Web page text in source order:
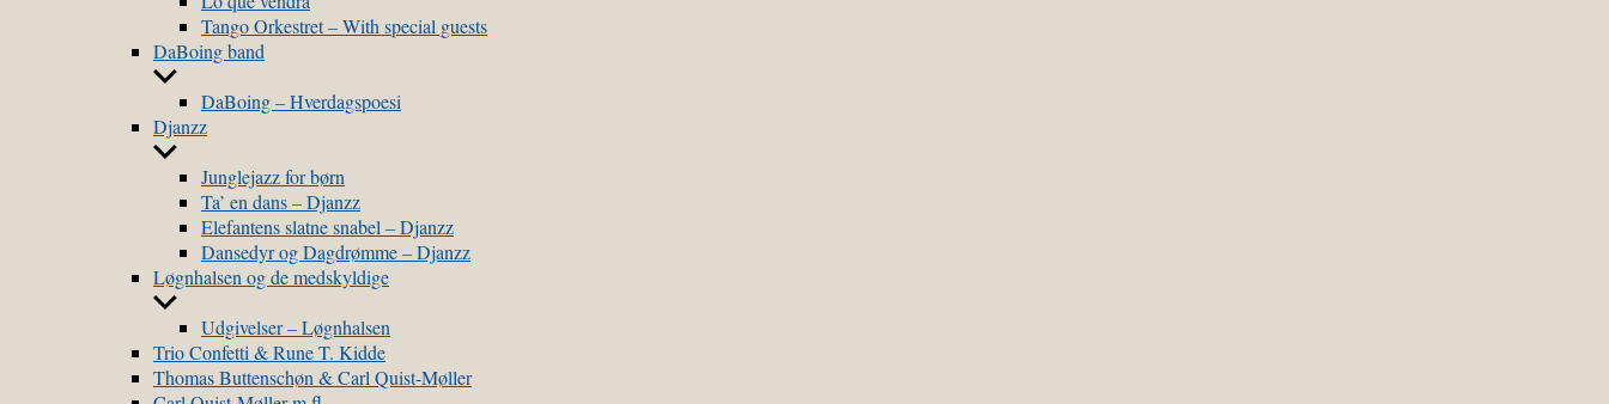
Tango Orkestret – With special guests
DaBoing band
Show
menu
DaBoing – Hverdagspoesi
Djanzz
Show
menu
Junglejazz for børn
Ta’ en dans – Djanzz
Elefantens slatne snabel – Djanzz
Dansedyr og Dagdrømme – Djanzz
Løgnhalsen og de medskyldige
Show
menu
Udgivelser – Løgnhalsen
Trio Confetti & Rune T. Kidde
Thomas Buttenschøn & Carl Quist-Møller